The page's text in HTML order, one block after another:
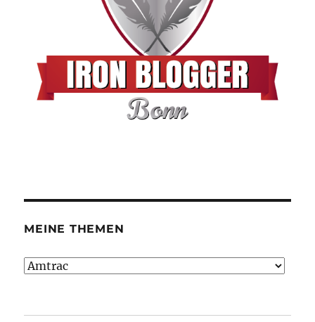
MEINE THEMEN
Meine